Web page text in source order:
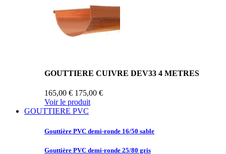
GOUTTIERE CUIVRE DEV33 4 METRES
165,00 € 175,00 €
Voir le produit
GOUTTIERE PVC
Gouttière PVC demi-ronde 16/50 sable
Gouttière PVC demi-ronde 25/80 gris